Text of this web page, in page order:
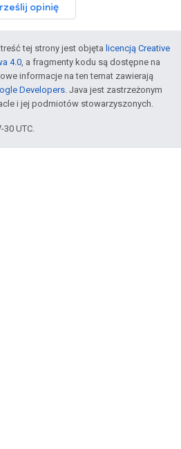
opinię
tej strony jest objęta licencją Creative
4.0, a fragmenty kodu są dostępne na
informacje na ten temat zawierają
Developers. Java jest zastrzeżonym
i jej podmiotów stowarzyszonych.
30 UTC.